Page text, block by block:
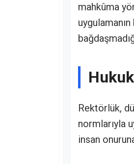
mahkûma
Rektörlük,
normlarıyla
insan